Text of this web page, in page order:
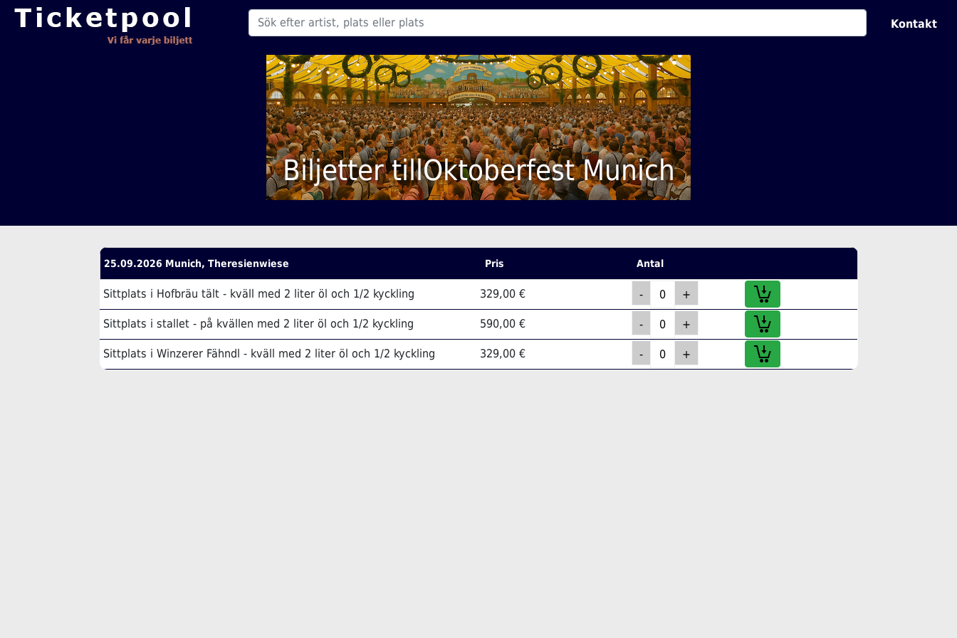
Kontakt
Biljetter tillOktoberfest Munich
25.09.2026 Munich, Theresienwiese Pris Antal
Sittplats i Hofbräu tält - kväll med 2 liter öl och 1/2 kyckling 329,00 €
Sittplats i stallet - på kvällen med 2 liter öl och 1/2 kyckling 590,00 €
Sittplats i Winzerer Fähndl - kväll med 2 liter öl och 1/2 kyckling 329,00 €